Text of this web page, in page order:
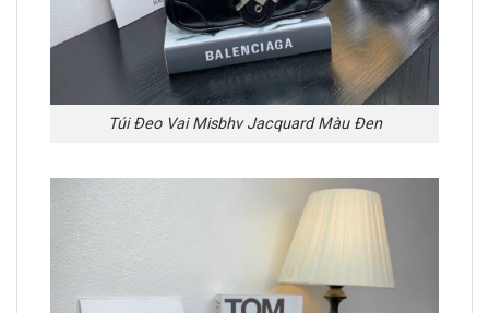
Túi Đeo Vai Misbhv Jacquard Màu Đen